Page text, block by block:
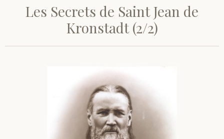
Les Secrets de Saint Jean de
Kronstadt (2/2)